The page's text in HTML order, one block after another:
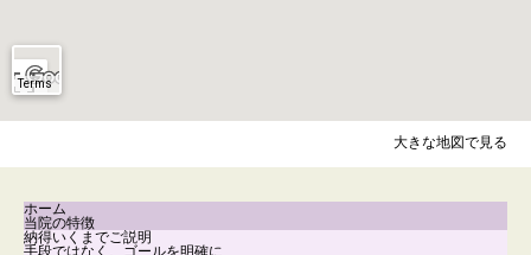
大きな地図で見る
ホーム
当院の特徴
納得いくまでご説明
手段ではなく、ゴールを明確に